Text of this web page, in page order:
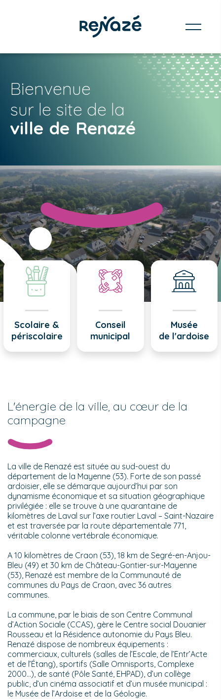
Bienvenue
sur le site de la
ville de Renazé
Scolaire &
périscolaire
Conseil
municipal
Musée
de l'ardoise
L'énergie de la ville, au cœur de la
campagne
La ville de Renazé est située au sud-ouest du
département de la Mayenne (53). Forte de son passé
ardoisier, elle se démarque aujourd’hui par son
dynamisme économique et sa situation géographique
privilégiée : elle se trouve à une quarantaine de
kilomètres de Laval sur l’axe routier Laval – Saint-Nazaire
et est traversée par la route départementale 771,
véritable colonne vertébrale économique.
A 10 kilomètres de Craon (53), 18 km de Segré-en-Anjou-
Bleu (49) et 30 km de Château-Gontier-sur-Mayenne
(53), Renazé est membre de la Communauté de
communes du Pays de Craon, avec 36 autres
communes.
La commune, par le biais de son Centre Communal
d’Action Sociale (CCAS), gère le Centre social Douanier
Rousseau et la Résidence autonomie du Pays Bleu.
Renazé dispose de nombreux équipements :
commerciaux, culturels (salles de l’Escale, de l’Entr’Acte
et de l’Étang), sportifs (Salle Omnisports, Complexe
2000…), de santé (Pôle Santé, EHPAD), d’un collège
public, d’un cinéma associatif et d’un musée municipal :
le Musée de l’Ardoise et de la Géologie.